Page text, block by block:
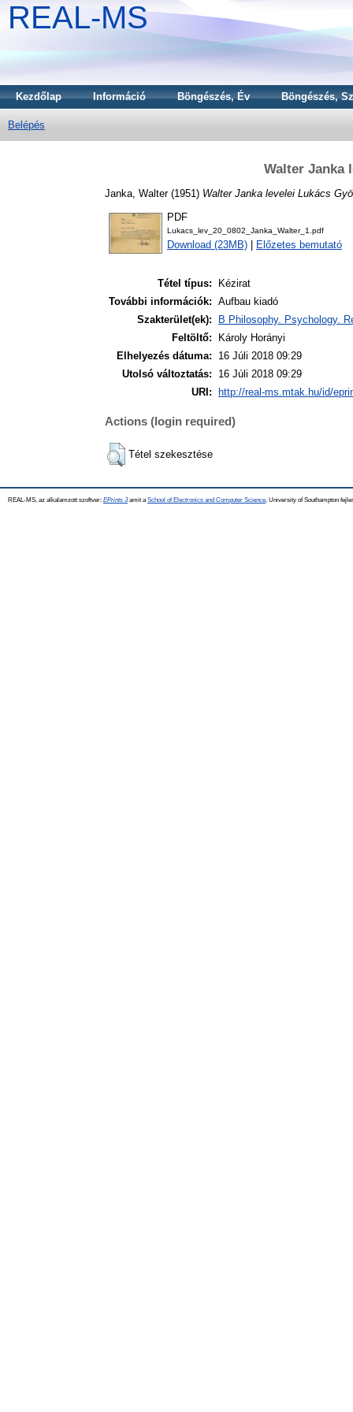
REAL-MS
Kezdőlap Információ Böngészés, Év Böngészés,
Belépés
Walter Janka
Janka, Walter(1951) Walter Janka levelei Lukács
PDF
Lukacs_lev_20_0802_Janka_Walter_1.pdf
Download (23MB) Előzetes bemutató
Tétel típus:
Kézirat
További információk: Aufbau kiadó
Szakterület(ek):
B Philosophy. Psychology.
Feltöltő:
Károly Horányi
Elhelyezés dátuma:
16 Júli 2018 09:29
Utolsó változtatás:
16 Júli 2018 09:29
URI:
http://real-ms.mtak.hu/id/
Actions (login required)
Tétel szekesztése
REAL-MS, az alkalamzott szoftver: EPrints 3amit a School of Electronics and Computer Science , University of Southampton